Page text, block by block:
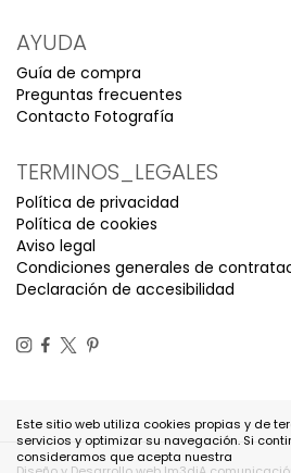
AYUDA
Guía de compra
Preguntas frecuentes
Contacto Fotografía
TERMINOS_LEGALES
Política de privacidad
Política de cookies
Aviso legal
Condiciones generales de
Declaración de accesibilidad
Este sitio web utiliza cookies propias y de
servicios y optimizar su navegación. Si
consideramos que acepta nuestra